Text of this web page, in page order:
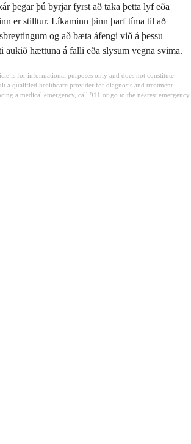
þegar þú byrjar fyrst að taka þetta lyf eða
er stilltur. Líkaminn þinn þarf tíma til að
og að bæta áfengi við á þessu
aukið hættuna á falli eða slysum vegna svima.
is for informational purposes only and does not constitute
a qualified healthcare provider for diagnosis and treatment
a medical emergency, call 911 or go to the nearest emergency